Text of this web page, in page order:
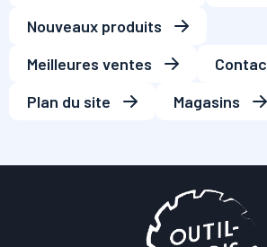
Nouveaux produits
Meilleures ventes
Plan du site
Magasins